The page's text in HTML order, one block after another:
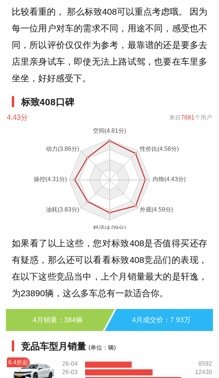
比较看重的， 那么标致408可以重点考虑哦。 因为
每一位用户对车的需求不同，用途不同，感受也不
同，所以评价仅仅作为参考，最靠谱的还是要多去
店里亲身试车，即使无法上路试驾，也要在车里多
坐坐，好好感受下。
标致408口碑
4.43分 来自7681个用户
如果看了以上这些，您对标致408是否值得买还存
有疑惑，那么还可以看看标致408竞品们的表现，
在以下这些竞品当中，上个月销量最大的是轩逸，
为23890辆，这么多车总有一款适合你。
4月销量：384辆 4月成交价：7.93万
竞品车型月销量 (单位：辆)
6.4折起
26-04
26-03
8592
12430